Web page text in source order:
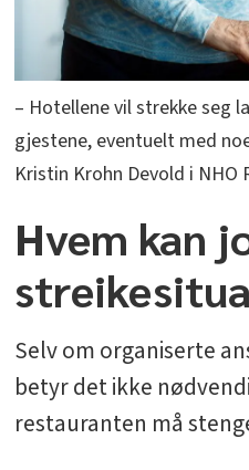
– Hotellene vil strekke seg
gjestene, eventuelt med
Kristin Krohn Devold i NHO
Hvem kan
Selv om organiserte
betyr det ikke
restauranten må